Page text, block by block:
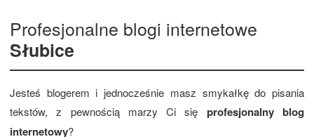
Profesjonalne blogi internetowe
Słubice
Jesteś blogerem i jednocześnie masz smykałkę do pisania
tekstów, z pewnością marzy Ci się profesjonalny blog
internetowy?